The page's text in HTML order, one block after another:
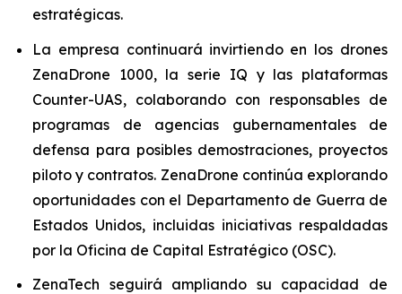
estratégicas.
La empresa continuará invirtiendo en los drones
ZenaDrone 1000, la serie IQ y las plataformas
Counter-UAS, colaborando con responsables de
programas de agencias gubernamentales de
defensa para posibles demostraciones, proyectos
piloto y contratos. ZenaDrone continúa explorando
oportunidades con el Departamento de Guerra de
Estados Unidos, incluidas iniciativas respaldadas
por la Oficina de Capital Estratégico (OSC).
ZenaTech seguirá ampliando su capacidad de